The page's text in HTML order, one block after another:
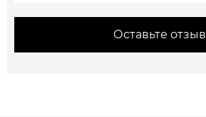
Оставьте отзыв